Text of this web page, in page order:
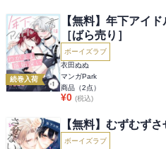
続巻入荷
【無料】年下アイ
［ばら売り］
ボーイズラブ
衣田ぬぬ
マンガPark
商品（2点）
¥0 (税込)
【無料】むずむず
ボーイズラブ